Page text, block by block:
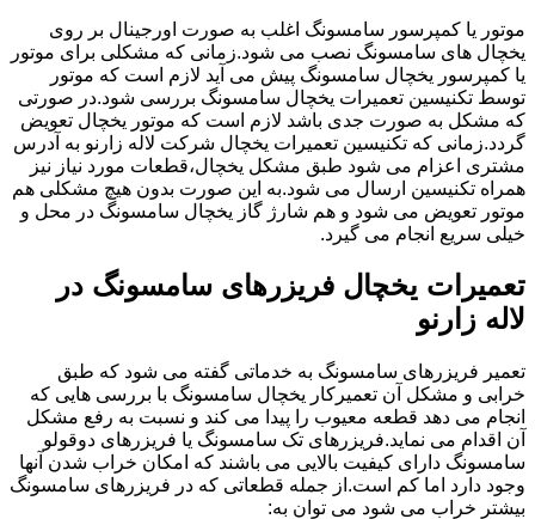
موتور یا کمپرسور سامسونگ اغلب به صورت اورجینال بر روی
یخچال های سامسونگ نصب می شود.زمانی که مشکلی برای موتور
یا کمپرسور یخچال سامسونگ پیش می آید لازم است که موتور
توسط تکنیسین تعمیرات یخچال سامسونگ بررسی شود.در صورتی
که مشکل به صورت جدی باشد لازم است که موتور یخچال تعویض
گردد.زمانی که تکنیسین تعمیرات یخچال شرکت لاله زارنو به آدرس
مشتری اعزام می شود طبق مشکل یخچال،قطعات مورد نیاز نیز
همراه تکنیسین ارسال می شود.به این صورت بدون هیچ مشکلی هم
موتور تعویض می شود و هم شارژ گاز یخچال سامسونگ در محل و
خیلی سریع انجام می گیرد.
تعمیرات یخچال فریزرهای سامسونگ در
لاله زارنو
تعمیر فریزرهای سامسونگ به خدماتی گفته می شود که طبق
خرابی و مشکل آن تعمیرکار یخچال سامسونگ با بررسی هایی که
انجام می دهد قطعه معیوب را پیدا می کند و نسبت به رفع مشکل
آن اقدام می نماید.فریزرهای تک سامسونگ یا فریزرهای دوقولو
سامسونگ دارای کیفیت بالایی می باشند که امکان خراب شدن آنها
وجود دارد اما کم است.از جمله قطعاتی که در فریزرهای سامسونگ
بیشتر خراب می شود می توان به: